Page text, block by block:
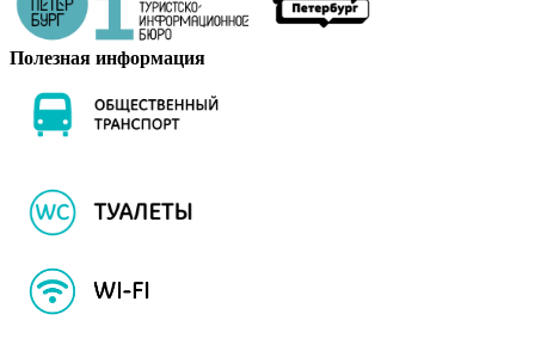
Полезная информация